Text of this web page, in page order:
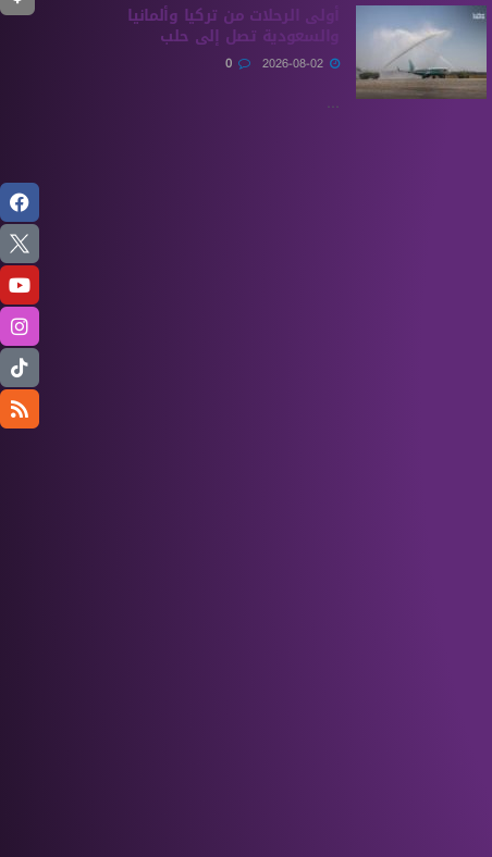
أولى الرحلات من ‏تركيا وألمانيا
والسعودية تصل إلى حلب
...